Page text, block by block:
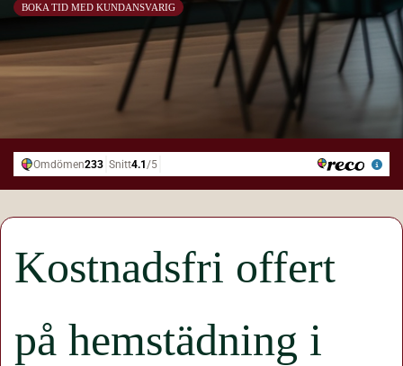
BOKA TID MED KUNDANSVARIG
Kostnadsfri offert
på hemstädning i